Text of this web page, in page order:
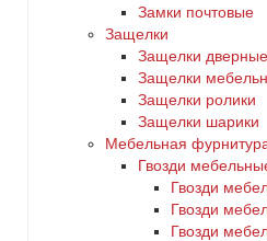
Замки почтовые
Защелки
Защелки дверные
Защелки
Защелки ролики
Защелки шарики
Мебельная
Гвозди
Гвозди
Гвозди
Гвозди